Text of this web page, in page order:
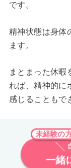
です。
精神状態は身体
ます。
まとまった休暇
れば、精神的に
感じることもで
未経験の方
一緒